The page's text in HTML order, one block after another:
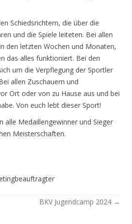
Schiedsrichtern, die über die
und die Spiele leiteten. Bei allen
den letzten Wochen und Monaten,
das alles funktioniert. Bei den
um die Verpflegung der Sportler
allen Zuschauern und
Ort oder von zu Hause aus und bei
Von euch lebt dieser Sport!
alle Medaillengewinner und Sieger
Meisterschaften.
BKV Jugendcamp 2024 →